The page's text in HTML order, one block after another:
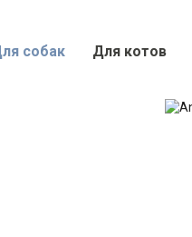
собак Для котов